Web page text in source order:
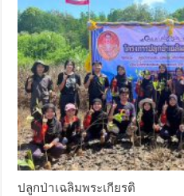
ปลูกป่าเฉลิมพระเกียรติ